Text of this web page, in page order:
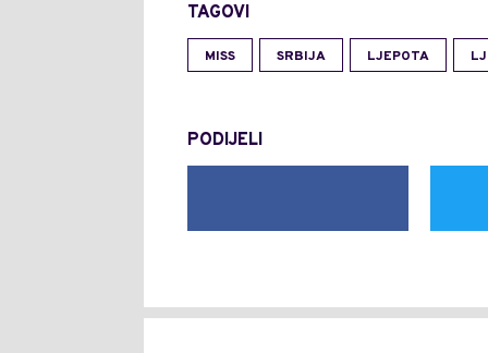
TAGOVI
MISS SRBIJA LJEPOTA
PODIJELI